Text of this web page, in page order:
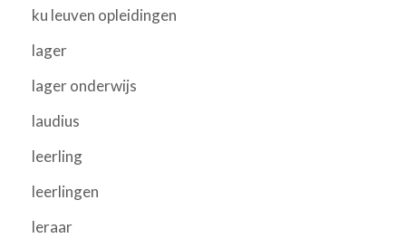
ku leuven opleidingen
lager
lager onderwijs
laudius
leerling
leerlingen
leraar